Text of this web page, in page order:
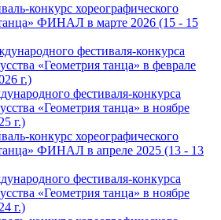
конкурс хореографического
ФИНАЛ в марте 2026 (15 - 15
фестиваля-конкурса
«Геометрия танца» в феврале
г.)
фестиваля-конкурса
«Геометрия танца» в ноябре
г.)
конкурс хореографического
ФИНАЛ в апреле 2025 (13 - 13
фестиваля-конкурса
«Геометрия танца» в ноябре
г.)